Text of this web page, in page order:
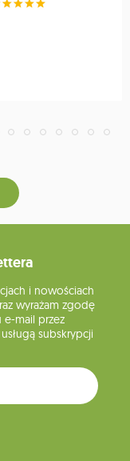
i nowościach
wyrażam zgodę
e-mail przez
subskrypcji